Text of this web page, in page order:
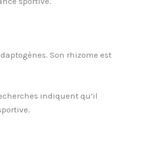
Son rhizome est
indiquent qu’il